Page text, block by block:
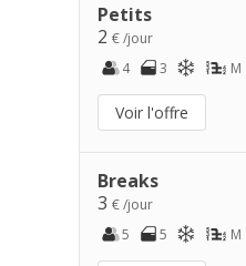
Petits
2 € /jour
4
3 M
Voir l'offre
Breaks
3 € /jour
5
5 M